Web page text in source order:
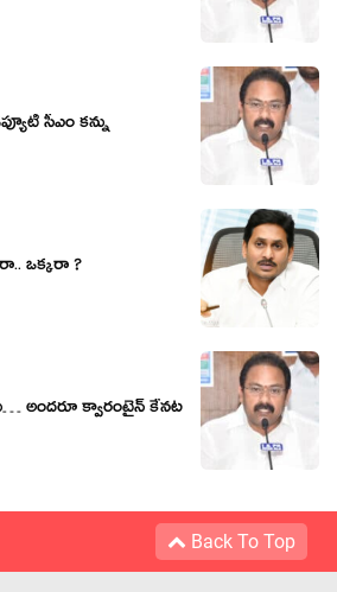
సీఎం కన్ను
ఒక్క‌రా ?
అందరూ క్వారంటైన్ కేనట
Back To Top